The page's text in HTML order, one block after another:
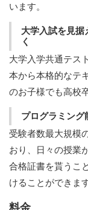
います。
大学入試を見据
く
大学入学共通テス
本から本格的なテ
のお子様でも高校
プログラミング
受験者数最大規模
おり、日々の授業
合格証書を貰うこ
けることができます
料金